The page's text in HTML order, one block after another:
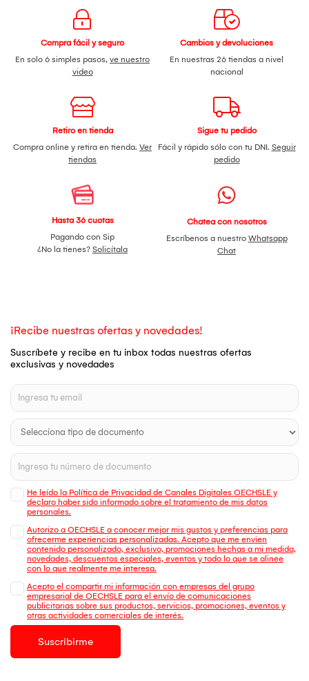
Compra fácil y seguro
En solo 6 simples pasos, ve nuestro
video
Cambios y devoluciones
En nuestras 26 tiendas a nivel
nacional
Retiro en tienda
Compra online y retira en tienda. Ver
tiendas
Sigue tu pedido
Fácil y rápido sólo con tu DNI. Seguir
pedido
Hasta 36 cuotas
Pagando con Sip
¿No la tienes? Solicítala
Chatea con nosotros
Escríbenos a nuestro Whatsapp
Chat
¡Recibe nuestras ofertas y novedades!
Suscríbete y recibe en tu inbox todas nuestras ofertas
exclusivas y novedades
He leído la Política de Privacidad de Canales Digitales OECHSLE y
declaro haber sido informado sobre el tratamiento de mis datos
personales.
Autorizo a OECHSLE a conocer mejor mis gustos y preferencias para
ofrecerme experiencias personalizadas. Acepto que me envien
contenido personalizado, exclusivo, promociones hechas a mi medida,
novedades, descuentos especiales, eventos y todo lo que se alinee
con lo que realmente me interesa.
Acepto el compartir mi información con empresas del grupo
empresarial de OECHSLE para el envío de comunicaciones
publicitarias sobre sus productos, servicios, promociones, eventos y
otras actividades comerciales de interés.
Suscribirme